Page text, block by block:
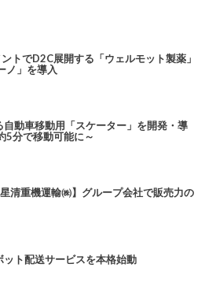
トでD2C展開する「ウェルモット製薬」
ノ」を導入
動車移動用「スケーター」を開発・導
5分で移動可能に～
清重機運輸㈱】グループ会社で販売力の
ト配送サービスを本格始動